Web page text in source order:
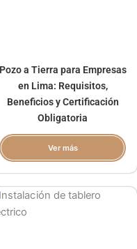
Pozo a Tierra para Empresas
en Lima: Requisitos,
Beneficios y Certificación
Obligatoria
Ver más